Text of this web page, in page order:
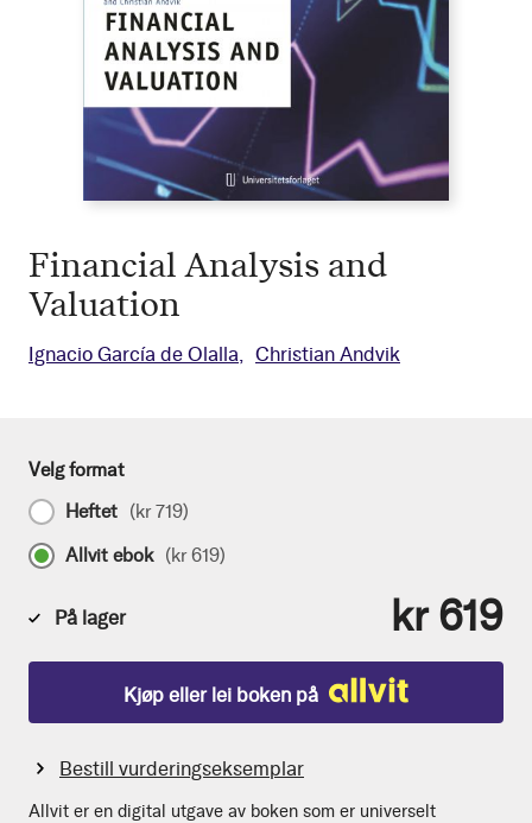
Financial Analysis and
Valuation
Ignacio García de Olalla Christian Andvik
Velg format
Heftet (kr 719)
Allvit ebok (kr 619)
På lager kr 619
Kjøp eller lei boken på
Bestill vurderingseksemplar
Allvit er en digital utgave av boken som er universelt